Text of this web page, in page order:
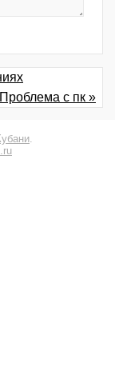
Проблема с пк »
.